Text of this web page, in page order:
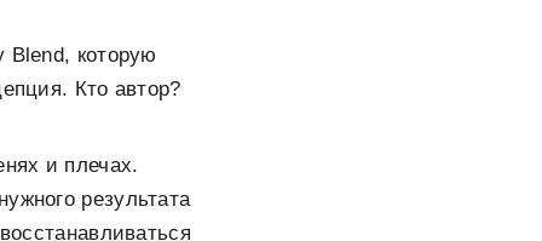
которую
Кто автор?
и плечах.
результата